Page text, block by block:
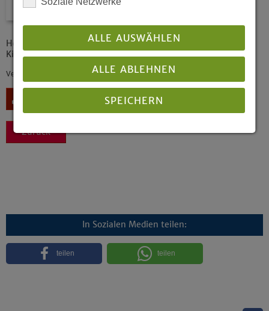
Herausgegeben vom Landeskirchenamt der Evangelischen
Kirche von Westfalen
Veröffentlicht: 04/2025
Zurück
In Sozialen Medien teilen:
teilen teilen
ALLE AUSWÄHLEN
ALLE ABLEHNEN
SPEICHERN